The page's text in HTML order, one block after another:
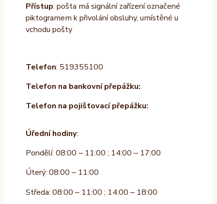
Přístup: pošta má signální zařízení označené
piktogramem k přivolání obsluhy, umístěné u
vchodu pošty
Telefon: 519355100
Telefon na bankovní přepážku:
Telefon na pojišťovací přepážku:
Úřední hodiny:
Pondělí: 08:00 – 11:00 ; 14:00 – 17:00
Úterý: 08:00 – 11:00
Středa: 08:00 – 11:00 ; 14:00 – 18:00